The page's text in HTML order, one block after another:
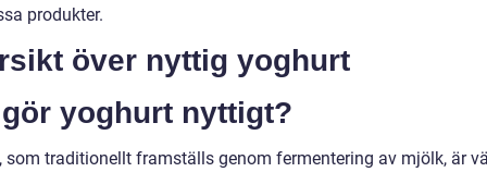
produkter.
över nyttig yoghurt
gör yoghurt nyttigt?
som traditionellt framställs genom fermentering av mjölk, är